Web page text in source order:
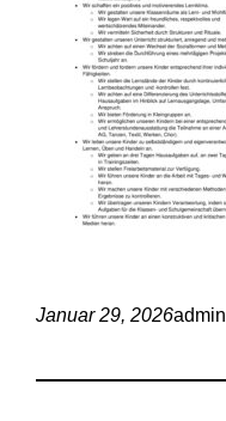
Januar 29, 2026admin